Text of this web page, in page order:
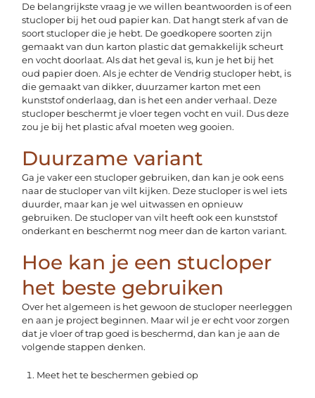
De belangrijkste vraag je we willen beantwoorden is of een
stucloper bij het oud papier kan. Dat hangt sterk af van de
soort stucloper die je hebt. De goedkopere soorten zijn
gemaakt van dun karton plastic dat gemakkelijk scheurt
en vocht doorlaat. Als dat het geval is, kun je het bij het
oud papier doen. Als je echter de Vendrig stucloper hebt, is
die gemaakt van dikker, duurzamer karton met een
kunststof onderlaag, dan is het een ander verhaal. Deze
stucloper beschermt je vloer tegen vocht en vuil. Dus deze
zou je bij het plastic afval moeten weg gooien.
Duurzame variant
Ga je vaker een stucloper gebruiken, dan kan je ook eens
naar de stucloper van vilt kijken. Deze stucloper is wel iets
duurder, maar kan je wel uitwassen en opnieuw
gebruiken. De stucloper van vilt heeft ook een kunststof
onderkant en beschermt nog meer dan de karton variant.
Hoe kan je een stucloper
het beste gebruiken
Over het algemeen is het gewoon de stucloper neerleggen
en aan je project beginnen. Maar wil je er echt voor zorgen
dat je vloer of trap goed is beschermd, dan kan je aan de
volgende stappen denken.
Meet het te beschermen gebied op